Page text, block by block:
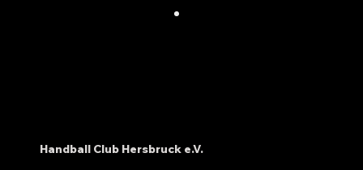
Handball Club Hersbruck e.V.